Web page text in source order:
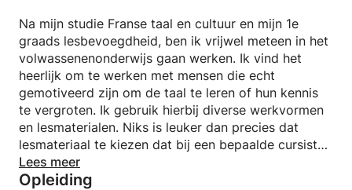
Na mijn studie Franse taal en cultuur en mijn 1e
graads lesbevoegdheid, ben ik vrijwel meteen in het
volwassenenonderwijs gaan werken. Ik vind het
heerlijk om te werken met mensen die echt
gemotiveerd zijn om de taal te leren of hun kennis
te vergroten. Ik gebruik hierbij diverse werkvormen
en lesmaterialen. Niks is leuker dan precies dat
lesmateriaal te kiezen dat bij een bepaalde cursist
past.
Daarbij komt dat ik zelf ook leer door de
Lees meer
Opleiding